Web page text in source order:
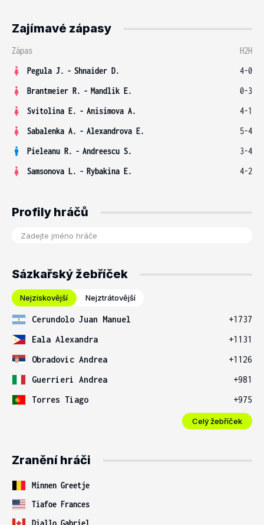
Zajímavé zápasy
Zápas
H2H
Pegula J. - Shnaider D.
4-0
Brantmeier R. - Mandlik E.
0-3
Svitolina E. - Anisimova A.
4-1
Sabalenka A. - Alexandrova E.
5-4
Pieleanu R. - Andreescu S.
3-4
Samsonova L. - Rybakina E. 4-2
Profily hráčů
Sázkařský žebříček
Nejziskovější Nejztrátovější
Cerundolo Juan Manuel
+1737
Eala Alexandra
+1131
Obradovic Andrea
+1126
Guerrieri Andrea
+981
Torres Tiago
+975
Celý žebříček
Zranění hráči
Minnen Greetje
Tiafoe Frances
Diallo Gabriel